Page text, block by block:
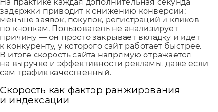
На практике каждая дополнительная секунда
задержки приводит к снижению конверсии:
меньше заявок, покупок, регистраций и кликов
по кнопкам. Пользователь не анализирует
причину — он просто закрывает вкладку и идет
к конкуренту, у которого сайт работает быстрее.
В итоге скорость сайта напрямую отражается
на выручке и эффективности рекламы, даже если
сам трафик качественный.
Скорость как фактор ранжирования
и индексации